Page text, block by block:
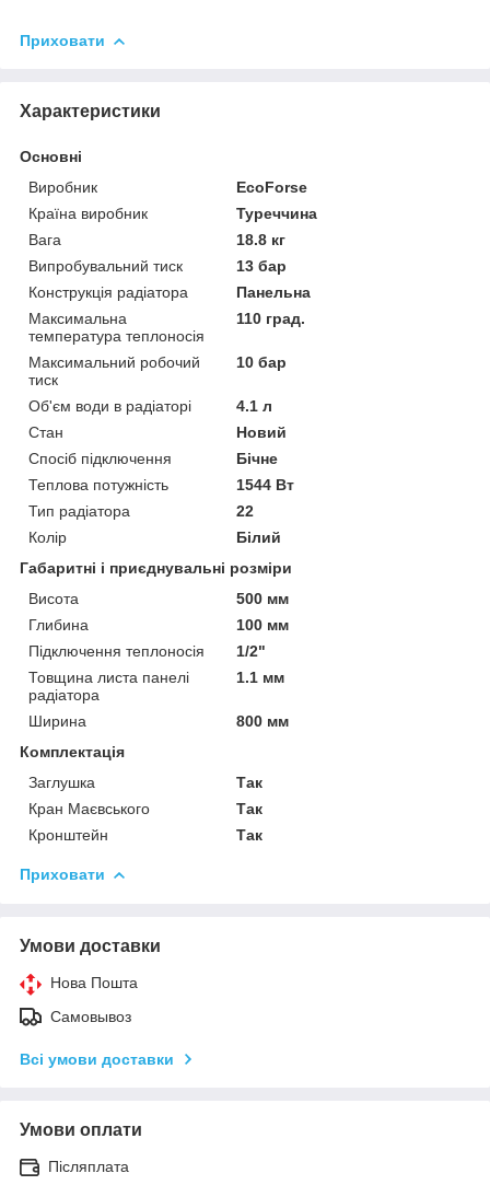
Приховати
Характеристики
Основні
Виробник
EcoForse
Країна виробник
Туреччина
Вага
18.8 кг
Випробувальний тиск
13 бар
Конструкція радіатора
Панельна
Максимальна
температура теплоносія
110 град.
Максимальний робочий
тиск
10 бар
Об'єм води в радіаторі
4.1 л
Стан
Новий
Спосіб підключення
Бічне
Теплова потужність
1544 Вт
Тип радіатора
22
Колір
Білий
Габаритні і приєднувальні розміри
Висота
500 мм
Глибина
100 мм
Підключення теплоносія
1/2"
Товщина листа панелі
радіатора
1.1 мм
Ширина
800 мм
Комплектація
Заглушка
Так
Кран Маєвського
Так
Кронштейн
Так
Приховати
Умови доставки
Нова Пошта
Самовывоз
Всі умови доставки
Умови оплати
Післяплата